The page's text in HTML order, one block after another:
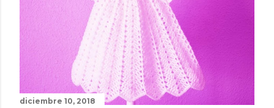
diciembre 10, 2018